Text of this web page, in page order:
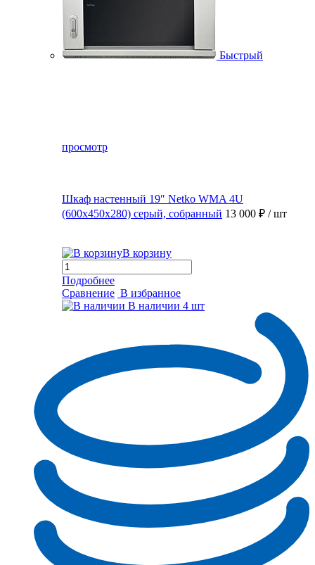
Быстрый
просмотр
Шкаф настенный 19″ Netko WMA 4U
(600x450x280) серый, собранный 13 000 ₽ / шт
В корзину
Подробнее
Сравнение В избранное
В наличии 4 шт